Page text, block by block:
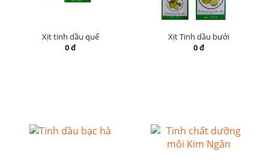
Xịt tinh dầu quế
0 đ
Xịt Tinh dầu bưởi
0 đ